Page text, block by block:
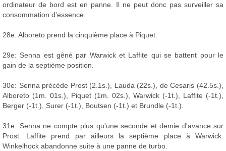
ordinateur de bord est en panne. Il ne peut donc pas surveiller sa
consommation d'essence.
28e: Alboreto prend la cinquième place à Piquet.
29e: Senna est gêné par Warwick et Laffite qui se battent pour le
gain de la septième position.
30e: Senna précède Prost (2.1s.), Lauda (22s.), de Cesaris (42.5s.),
Alboreto (1m. 01s.), Piquet (1m. 02s.), Warwick (-1t.), Laffite (-1t.),
Berger (-1t.), Surer (-1t.), Boutsen (-1t.) et Brundle (-1t.).
31e: Senna ne compte plus qu'une seconde et demie d'avance sur
Prost. Laffite prend par ailleurs la septième place à Warwick.
Winkelhock abandonne suite à une panne de turbo.